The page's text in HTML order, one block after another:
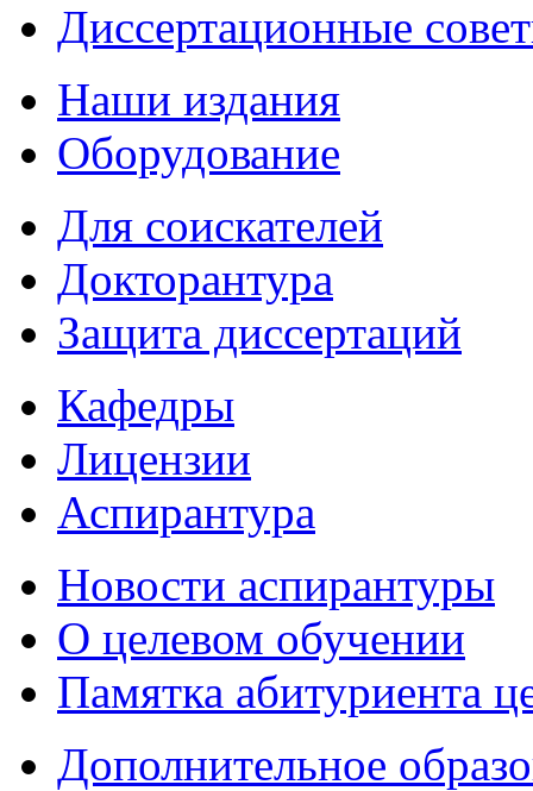
Диссертационные
Наши издания
Оборудование
Для соискателей
Докторантура
Защита диссертаций
Кафедры
Лицензии
Аспирантура
Новости аспирантуры
О целевом обучении
Памятка абитуриента
Дополнительное